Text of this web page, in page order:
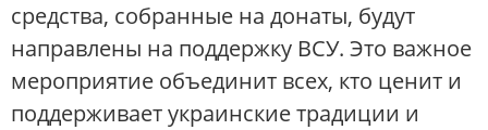
средства, собранные на донаты, будут
направлены на поддержку ВСУ. Это важное
мероприятие объединит всех, кто ценит и
поддерживает украинские традиции и